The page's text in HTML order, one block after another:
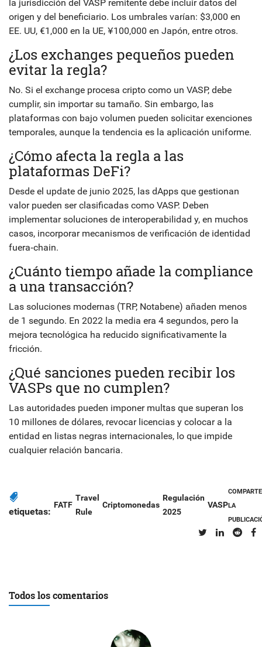
la jurisdicción del VASP remitente debe incluir datos del
origen y del beneficiario. Los umbrales varían: $3,000 en
EE. UU, €1,000 en la UE, ¥100,000 en Japón, entre otros.
¿Los exchanges pequeños pueden
evitar la regla?
No. Si el exchange procesa cripto como un VASP, debe
cumplir, sin importar su tamaño. Sin embargo, las
plataformas con bajo volumen pueden solicitar exenciones
temporales, aunque la tendencia es la aplicación uniforme.
¿Cómo afecta la regla a las
plataformas DeFi?
Desde el update de junio 2025, las dApps que gestionan
valor pueden ser clasificadas como VASP. Deben
implementar soluciones de interoperabilidad y, en muchos
casos, incorporar mecanismos de verificación de identidad
fuera‑chain.
¿Cuánto tiempo añade la compliance
a una transacción?
Las soluciones modernas (TRP, Notabene) añaden menos
de 1 segundo. En 2022 la media era 4 segundos, pero la
mejora tecnológica ha reducido significativamente la
fricción.
¿Qué sanciones pueden recibir los
VASPs que no cumplen?
Las autoridades pueden imponer multas que superan los
10 millones de dólares, revocar licencias y colocar a la
entidad en listas negras internacionales, lo que impide
cualquier relación bancaria.
etiquetas:
FATF
Travel
Rule
Criptomonedas
Regulación
2025
VASP
COMPARTE
LA
Todos los comentarios